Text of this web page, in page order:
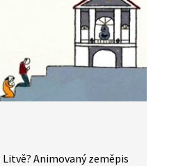
Animovaný zeměpis